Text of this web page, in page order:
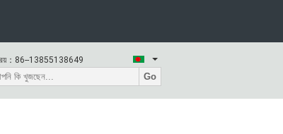
： 86--13855138649
Go